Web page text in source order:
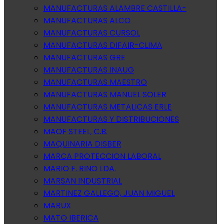
MANUFACTURAS ALAMBRE CASTILLA-
MANUFACTURAS ALCO
MANUFACTURAS CURSOL
MANUFACTURAS DIFAIR-CLIMA
MANUFACTURAS GRE
MANUFACTURAS INAUG
MANUFACTURAS MAESTRO
MANUFACTURAS MANUEL SOLER
MANUFACTURAS METALICAS ERLE
MANUFACTURAS Y DISTRIBUCIONES
MAOF STEEL, C.B.
MAQUINARIA DISBER
MARCA PROTECCION LABORAL
MARIO F. RINO LDA.
MARSAN INDUSTRIAL
MARTINEZ GALLEGO, JUAN MIGUEL
MARUX
MATO IBERICA